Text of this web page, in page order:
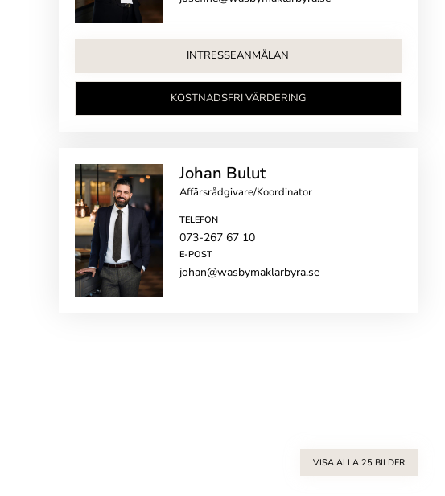
INTRESSEANMÄLAN
KOSTNADSFRI VÄRDERING
Johan Bulut
Affärsrådgivare/Koordinator
TELEFON
073-267 67 10
E-POST
johan@wasbymaklarbyra.se
VISA ALLA 25 BILDER